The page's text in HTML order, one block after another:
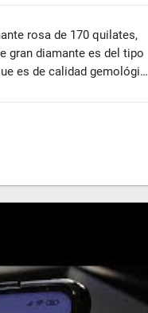
rosa de 170 quilates,
gran diamante es del tipo
es de calidad gemológi…